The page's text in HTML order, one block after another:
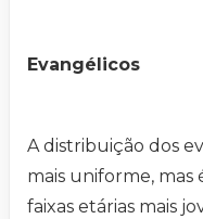
Evangélicos
A distribuição dos
mais uniforme,
faixas etárias mais